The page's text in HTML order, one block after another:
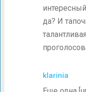
да? И
klarinia